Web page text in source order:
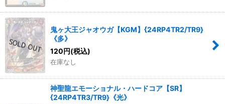
鬼ヶ大王ジャオウガ【KGM】{24RP4TR2/TR9}
《多》
120円(税込)
在庫なし
神聖龍エモーショナル・ハードコア【SR】
{24RP4TR3/TR9}《光》